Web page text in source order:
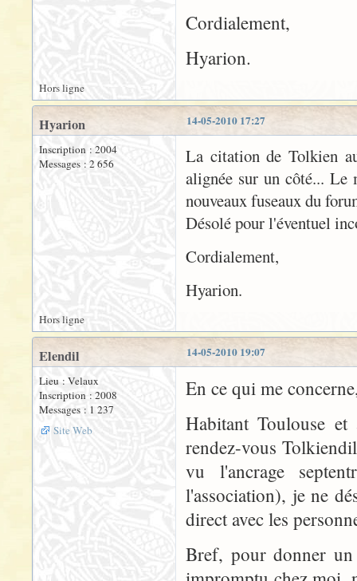
Cordialement,
Hyarion.
Hors ligne
14-05-2010 17:27
Hyarion
Inscription : 2004
Messages : 2 656
La citation de Tolkien
alignée sur un côté... Le
nouveaux fuseaux du
Désolé pour l'éventuel
Cordialement,
Hyarion.
Hors ligne
14-05-2010 19:07
Elendil
Lieu : Velaux
Inscription : 2008
Messages : 1 237
Site Web
En ce qui me
Habitant Toulouse
rendez-vous
vu l'ancrage
l'association), je ne
direct avec les
Bref, pour donner